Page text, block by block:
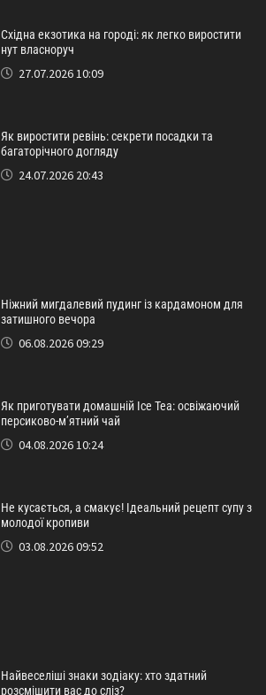
Східна екзотика на городі: як легко виростити
нут власноруч
27.07.2026 10:09
Як виростити ревінь: секрети посадки та
багаторічного догляду
24.07.2026 20:43
Ніжний мигдалевий пудинг із кардамоном для
затишного вечора
06.08.2026 09:29
Як приготувати домашній Ice Tea: освіжаючий
персиково-м’ятний чай
04.08.2026 10:24
Не кусається, а смакує! Ідеальний рецепт супу з
молодої кропиви
03.08.2026 09:52
Найвеселіші знаки зодіаку: хто здатний
розсмішити вас до сліз?